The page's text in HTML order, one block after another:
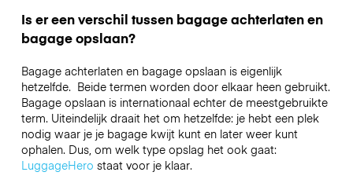
Is er een verschil tussen bagage achterlaten en
bagage opslaan?
Bagage achterlaten en bagage opslaan is eigenlijk
hetzelfde. Beide termen worden door elkaar heen gebruikt.
Bagage opslaan is internationaal echter de meestgebruikte
term. Uiteindelijk draait het om hetzelfde: je hebt een plek
nodig waar je je bagage kwijt kunt en later weer kunt
ophalen. Dus, om welk type opslag het ook gaat:
LuggageHero staat voor je klaar.